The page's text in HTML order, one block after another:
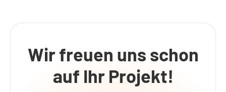
Wir freuen uns schon
auf Ihr Projekt!